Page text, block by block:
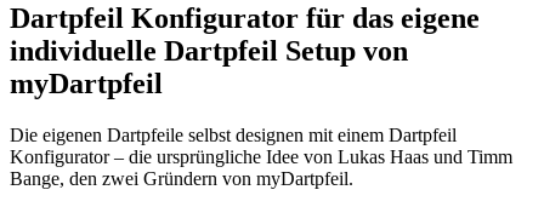
Dartpfeil Konfigurator für das eigene
individuelle Dartpfeil Setup von
myDartpfeil
Die eigenen Dartpfeile selbst designen mit einem Dartpfeil
Konfigurator – die ursprüngliche Idee von Lukas Haas und Timm
Bange, den zwei Gründern von myDartpfeil.